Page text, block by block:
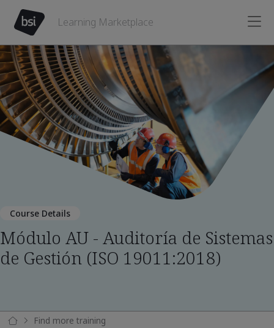
Learning Marketplace
Course Details
Módulo AU - Auditoría de Sistemas
de Gestión (ISO 19011:2018)
Find more training